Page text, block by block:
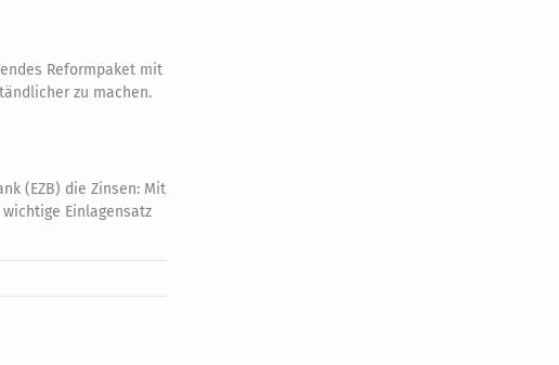
Reformpaket mit
zu machen.
(EZB) die Zinsen: Mit
Einlagensatz